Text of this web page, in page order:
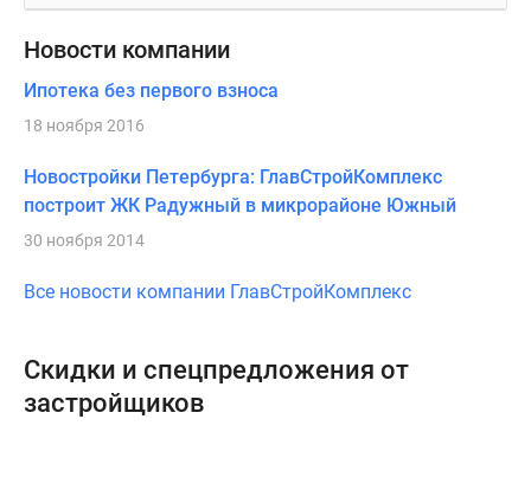
Новости компании
Ипотека без первого взноса
18 ноября 2016
Новостройки Петербурга: ГлавСтройКомплекс
построит ЖК Радужный в микрорайоне Южный
30 ноября 2014
Все новости компании ГлавСтройКомплекс
Скидки и спецпредложения от
застройщиков